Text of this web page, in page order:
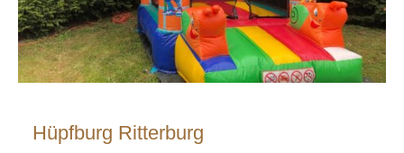
Hüpfburg Ritterburg